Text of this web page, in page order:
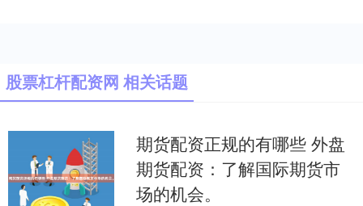
股票杠杆配资网 相关话题
期货配资正规的有哪些 外盘
期货配资：了解国际期货市
场的机会。